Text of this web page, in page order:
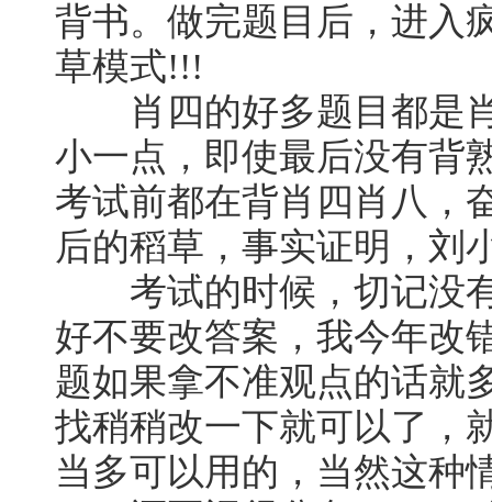
背书。做完题目后，进入
草模式!!!
肖四的好多题目都是肖
小一点，即使最后没有背
考试前都在背肖四肖八，
后的稻草，事实证明，刘
考试的时候，切记没有
好不要改答案，我今年改
题如果拿不准观点的话就
找稍稍改一下就可以了，
当多可以用的，当然这种